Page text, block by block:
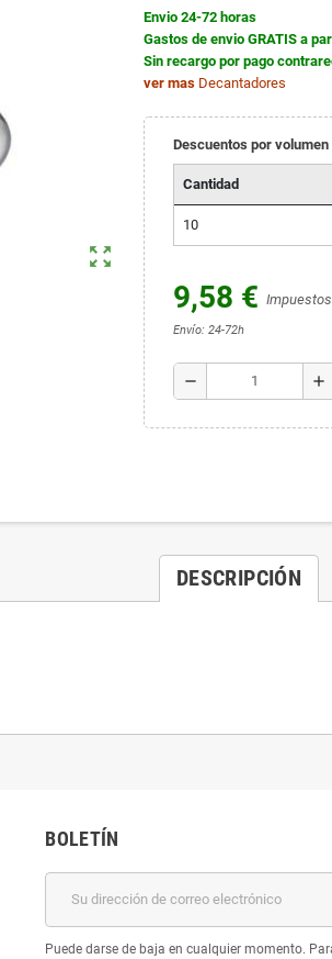
zoom_out_map
Envio 24-72 horas
Gastos de envio GRATIS a
Sin recargo por pago
ver mas Decantadores
Descuentos por volumen
Cantidad
10
9,58 €
Envío: 24-72h
remove add
DESCRIPCIÓN
BOLETÍN
Puede darse de baja en cualquier momento.